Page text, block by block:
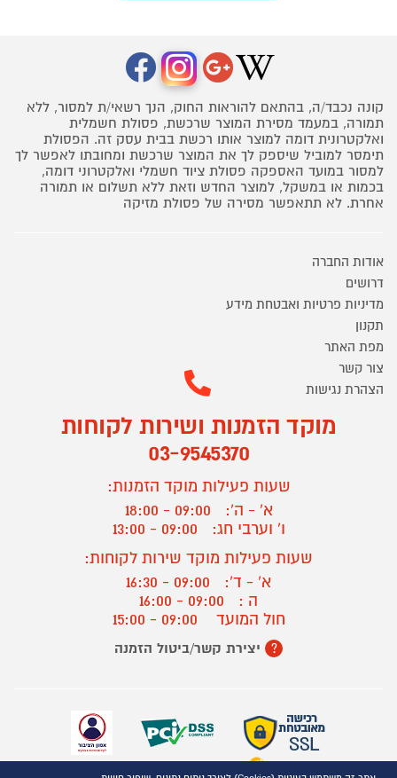
קונה נכבד/ה, בהתאם להוראות החוק, הנך רשאי/ת למסור, ללא
תמורה, במעמד מסירת המוצר שרכשת, פסולת חשמלית
ואלקטרונית דומה למוצר אותו רכשת בבית עסק זה. הפסולת
תימסר למוביל שיספק לך את המוצר שרכשת ומחובתו לאפשר לך
למסור במועד האספקה פסולת ציוד חשמלי ואלקטרוני דומה,
בכמות או במשקל, למוצר החדש וזאת ללא תשלום או תמורה
אחרת. לא תתאפשר מסירה של פסולת מזיקה
אודות החברה
דרושים
מדיניות פרטיות ואבטחת מידע
תקנון
מפת האתר
צור קשר
הצהרת נגישות
מוקד הזמנות ושירות לקוחות
03-9545370
שעות פעילות מוקד הזמנות:
א' - ה':
09:00 - 18:00
ו' וערבי חג:
09:00 - 13:00
שעות פעילות מוקד שירות לקוחות:
א' - ד':
09:00 - 16:30
ה :
09:00 - 16:00
חול המועד
? יצירת קשר/ביטול הזמנה